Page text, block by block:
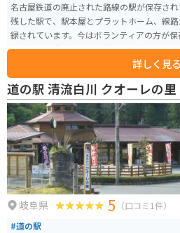
名古屋鉄道の廃止された路線の駅が保存さ
残した駅で、駅本屋とプラットホーム、線
録されています。今はボランティアの方が保
態が良い。駐車場はすぐ横にあり無料、駅
詳しく見る
道の駅 清流白川 クオーレの里
岐阜県 5 （口コミ1件）
#道の駅